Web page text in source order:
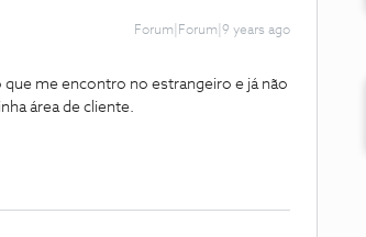
Forum|Forum|9 years ago
me encontro no estrangeiro e já não
área de cliente.